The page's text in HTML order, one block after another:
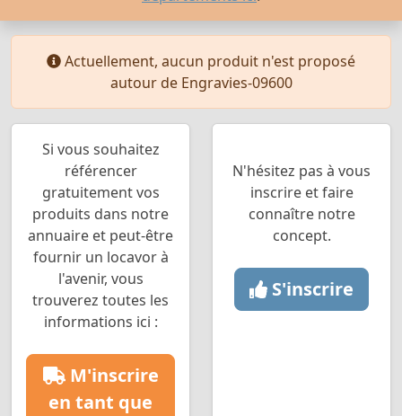
Actuellement, aucun produit n'est proposé
autour de Engravies-09600
Si vous souhaitez
référencer
gratuitement vos
produits dans notre
annuaire et peut-être
fournir un locavor à
l'avenir, vous
trouverez toutes les
informations ici :
M'inscrire
en tant que
N'hésitez pas à vous
inscrire et faire
connaître notre
concept.
S'inscrire